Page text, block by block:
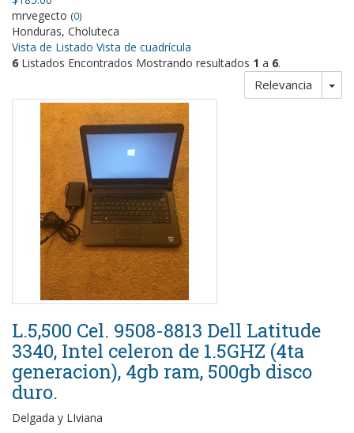
mrvegecto (0)
Honduras, Choluteca
Vista de Listado Vista de cuadrícula
6 Listados Encontrados Mostrando resultados 1 a 6.
Relevancia
L.5,500 Cel. 9508-8813 Dell Latitude
3340, Intel celeron de 1.5GHZ (4ta
generacion), 4gb ram, 500gb disco
duro.
Delgada y LIviana